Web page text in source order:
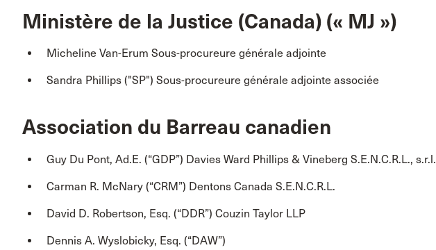
Ministère de la Justice (Canada) (« MJ »)
Micheline Van-Erum Sous-procureure générale adjointe
Sandra Phillips ("SP") Sous-procureure générale adjointe associée
Association du Barreau canadien
Guy Du Pont, Ad.E. (“GDP”) Davies Ward Phillips & Vineberg S.E.N.C.R.L., s.r.l.
Carman R. McNary (“CRM”) Dentons Canada S.E.N.C.R.L.
David D. Robertson, Esq. (“DDR”) Couzin Taylor LLP
Dennis A. Wyslobicky, Esq. (“DAW”)